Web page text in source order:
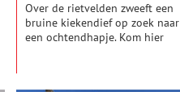
Over de rietvelden zweeft een
bruine kiekendief op zoek naar
een ochtendhapje. Kom hier